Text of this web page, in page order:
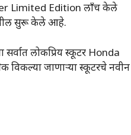
Limited Edition लाँच केले
सुरू केले आहे.
लोकप्रिय स्कूटर Honda
विकल्या जाणार्‍या स्कूटरचे नवीन